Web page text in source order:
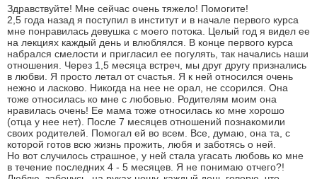
Здравствуйте! Мне сейчас очень тяжело! Помогите!
2,5 года назад я поступил в институт и в начале первого курса
мне понравилась девушка с моего потока. Целый год я видел ее
на лекциях каждый день и влюблялся. В конце первого курса
набрался смелости и пригласил ее погулять, так начались наши
отношения. Через 1,5 месяца встреч, мы друг другу признались
в любви. Я просто летал от счастья. Я к ней относился очень
нежно и ласково. Никогда на нее не орал, не ссорился. Она
тоже относилась ко мне с любовью. Родителям моим она
нравилась очень! Ее мама тоже относилась ко мне хорошо
(отца у нее нет). После 7 месяцев отношений познакомили
своих родителей. Помогал ей во всем. Все, думаю, она та, с
которой готов всю жизнь прожить, любя и заботясь о ней.
Но вот случилось страшное, у ней стала угасать любовь ко мне
в течение последних 4 - 5 месяцев. Я не понимаю отчего?!